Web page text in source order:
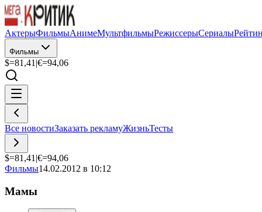
АктерыФильмыАнимеМультфильмыРежиссерыСериалы
Фильмы
$=81,41 |€=94,06
Все новостиЗаказать рекламуЖизньТесты
$=81,41 |€=94,06
Фильмы14.02.2012 в 10:12
Мамы